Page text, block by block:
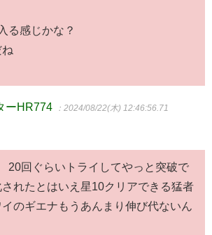
る感じかな？
ーHR774 ：2024/08/22(木) 12:46:56.71
回ぐらいトライしてやっと突破で
れたとはいえ星10クリアできる猛者
のギエナもうあんまり伸び代ないん